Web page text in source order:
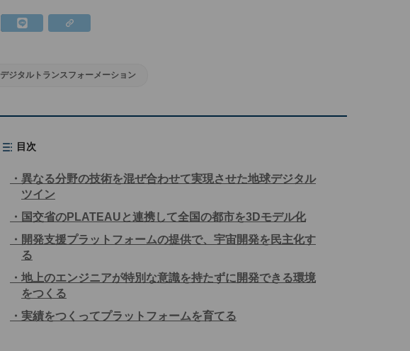
デジタルトランスフォーメーション
目次
異なる分野の技術を混ぜ合わせて実現させた地球デジタル
ツイン
国交省のPLATEAUと連携して全国の都市を3Dモデル化
開発支援プラットフォームの提供で、宇宙開発を民主化す
る
地上のエンジニアが特別な意識を持たずに開発できる環境
をつくる
実績をつくってプラットフォームを育てる